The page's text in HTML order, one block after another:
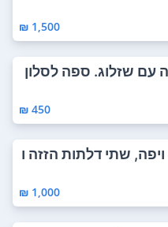
1,500 ₪
עם שזלוג. ספה לסלון
450 ₪
ויפה, שתי דלתות הזזה ו
1,000 ₪